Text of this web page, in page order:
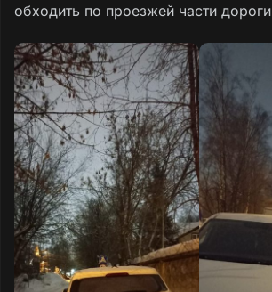
обходить по проезжей части дороги